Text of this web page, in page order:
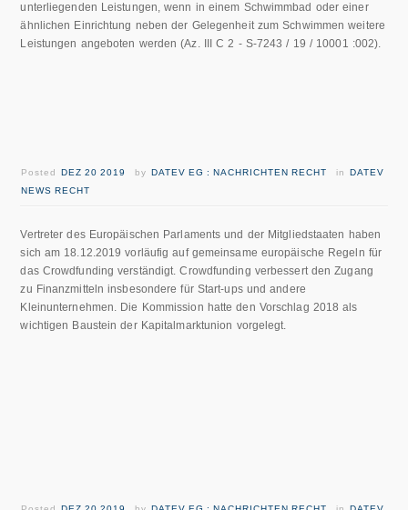
unterliegenden Leistungen, wenn in einem Schwimmbad oder einer
ähnlichen Einrichtung neben der Gelegenheit zum Schwimmen weitere
Leistungen angeboten werden (Az. III C 2 - S-7243 / 19 / 10001 :002).
PostedDEZ 20 2019 byDATEV EG : NACHRICHTEN RECHT inDATEV
NEWS RECHT
Vertreter des Europäischen Parlaments und der Mitgliedstaaten haben
sich am 18.12.2019 vorläufig auf gemeinsame europäische Regeln für
das Crowdfunding verständigt. Crowdfunding verbessert den Zugang
zu Finanzmitteln insbesondere für Start-ups und andere
Kleinunternehmen. Die Kommission hatte den Vorschlag 2018 als
wichtigen Baustein der Kapitalmarktunion vorgelegt.